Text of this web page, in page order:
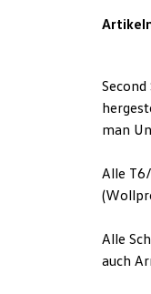
man
Alle
Alle
auch